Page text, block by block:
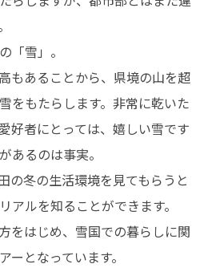
「雪」。
もあることから、県境の山を超
をもたらします。非常に乾いた
好者にとっては、嬉しい雪です
あるのは事実。
の冬の生活環境を見てもらうと
アルを知ることができます。
をはじめ、雪国での暮らしに関
となっています。